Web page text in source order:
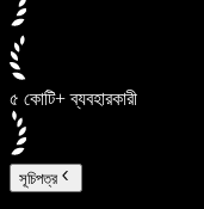
৫ কোটি+ ব্যবহারকারী
সূচিপত্র